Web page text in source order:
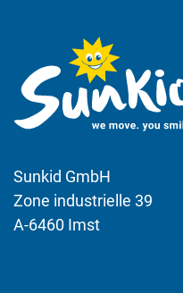
Sunkid GmbH
Zone industrielle 39
A-6460 Imst